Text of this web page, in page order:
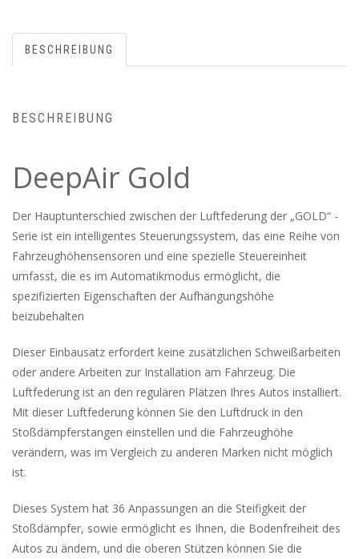
BESCHREIBUNG
BESCHREIBUNG
DeepAir Gold
Der Hauptunterschied zwischen der Luftfederung der „GOLD“ -
Serie ist ein intelligentes Steuerungssystem, das eine Reihe von
Fahrzeughöhensensoren und eine spezielle Steuereinheit
umfasst, die es im Automatikmodus ermöglicht, die
spezifizierten Eigenschaften der Aufhängungshöhe
beizubehalten
Dieser Einbausatz erfordert keine zusätzlichen Schweißarbeiten
oder andere Arbeiten zur Installation am Fahrzeug. Die
Luftfederung ist an den regulären Plätzen Ihres Autos installiert.
Mit dieser Luftfederung können Sie den Luftdruck in den
Stoßdämpferstangen einstellen und die Fahrzeughöhe
verändern, was im Vergleich zu anderen Marken nicht möglich
ist.
Dieses System hat 36 Anpassungen an die Steifigkeit der
Stoßdämpfer, sowie ermöglicht es Ihnen, die Bodenfreiheit des
Autos zu ändern, und die oberen Stützen können Sie die